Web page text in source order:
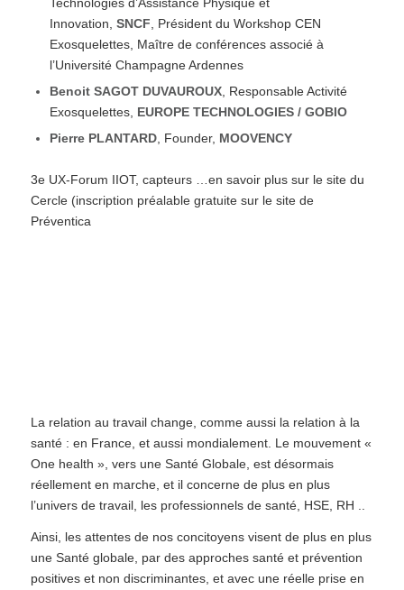
Technologies d’Assistance Physique et
Innovation, SNCF, Président du Workshop CEN
Exosquelettes, Maître de conférences associé à
l’Université Champagne Ardennes
Benoit SAGOT DUVAUROUX, Responsable Activité
Exosquelettes, EUROPE TECHNOLOGIES / GOBIO
Pierre PLANTARD, Founder, MOOVENCY
3e UX-Forum IIOT, capteurs …en savoir plus sur le site du
Cercle (inscription préalable gratuite sur le site de
Préventica
La relation au travail change, comme aussi la relation à la
santé : en France, et aussi mondialement. Le mouvement «
One health », vers une Santé Globale, est désormais
réellement en marche, et il concerne de plus en plus
l’univers de travail, les professionnels de santé, HSE, RH ..
Ainsi, les attentes de nos concitoyens visent de plus en plus
une Santé globale, par des approches santé et prévention
positives et non discriminantes, et avec une réelle prise en